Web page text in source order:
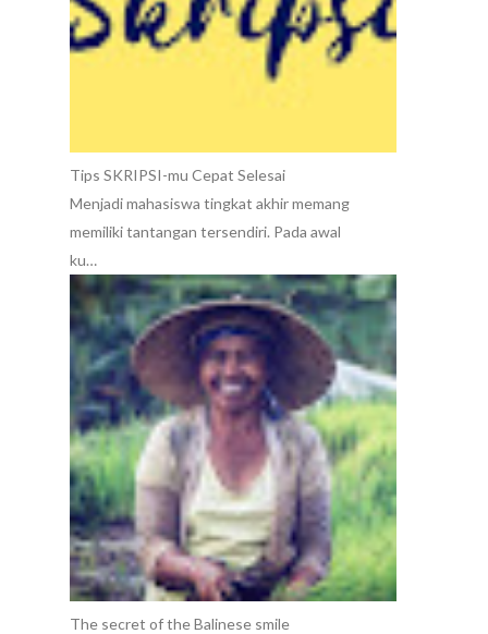
Tips SKRIPSI-mu Cepat Selesai
Menjadi mahasiswa tingkat akhir memang
memiliki tantangan tersendiri. Pada awal
ku…
The secret of the Balinese smile